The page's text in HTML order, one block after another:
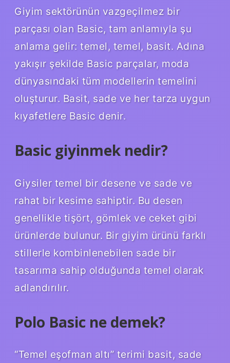
Giyim sektörünün vazgeçilmez bir
parçası olan Basic, tam anlamıyla şu
anlama gelir: temel, temel, basit. Adına
yakışır şekilde Basic parçalar, moda
dünyasındaki tüm modellerin temelini
oluşturur. Basit, sade ve her tarza uygun
kıyafetlere Basic denir.
Basic giyinmek nedir?
Giysiler temel bir desene ve sade ve
rahat bir kesime sahiptir. Bu desen
genellikle tişört, gömlek ve ceket gibi
ürünlerde bulunur. Bir giyim ürünü farklı
stillerle kombinlenebilen sade bir
tasarıma sahip olduğunda temel olarak
adlandırılır.
Polo Basic ne demek?
“Temel eşofman altı” terimi basit, sade